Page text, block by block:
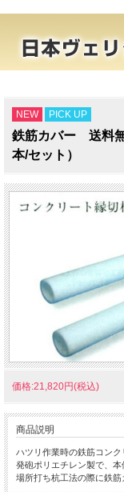
NEW PICK UP
鉄筋カバー 送料
本/セット）
価格:21,820円(税込)
商品説明
ハツリ作業時の鉄筋コンク
発砲ポリエチレン製で、本
場所打ち杭工法の際に鉄筋